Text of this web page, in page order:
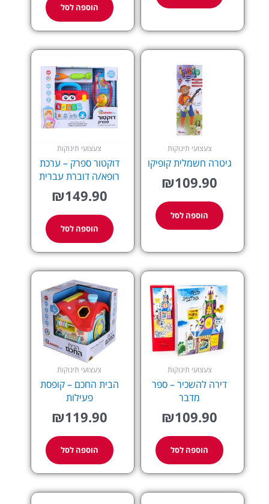
הוספה לסל
צעצועי תינוקות
גיטרה חשמלית קופיקו
₪109.90
הוספה לסל
צעצועי תינוקות
דוקטור ספרק – ערכת
רופא/ה דוברת עברית
₪149.90
הוספה לסל
צעצועי תינוקות
דירה להשכיר – ספר
מדבר
₪109.90
הוספה לסל
צעצועי תינוקות
הבית החכם – קופסת
פעילות
₪119.90
הוספה לסל